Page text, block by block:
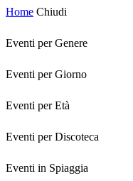
Home Chiudi
Eventi per Genere
Eventi per Giorno
Eventi per Età
Eventi per Discoteca
Eventi in Spiaggia